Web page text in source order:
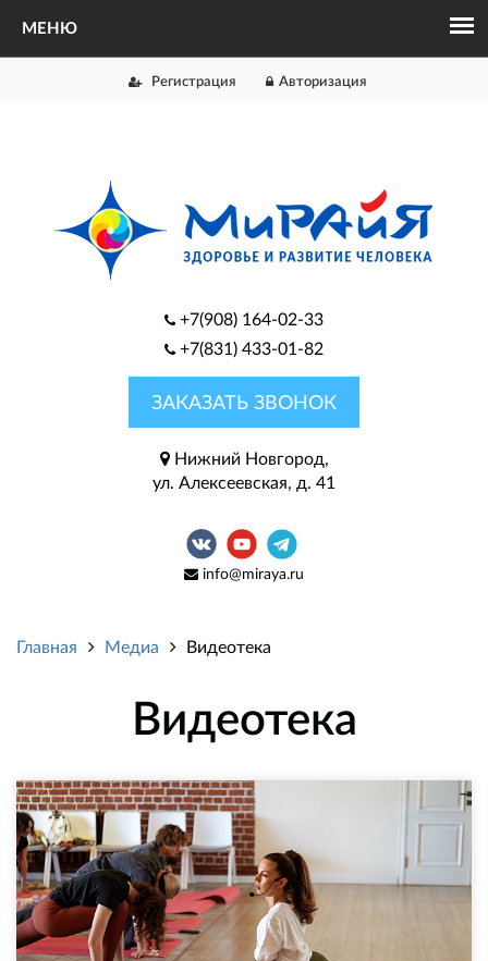
Регистрация Авторизация
+7(908) 164-02-33
+7(831) 433-01-82
ЗАКАЗАТЬ ЗВОНОК
Нижний Новгород,
ул. Алексеевская, д. 41
info@miraya.ru
Главная Медиа Видеотека
Видеотека